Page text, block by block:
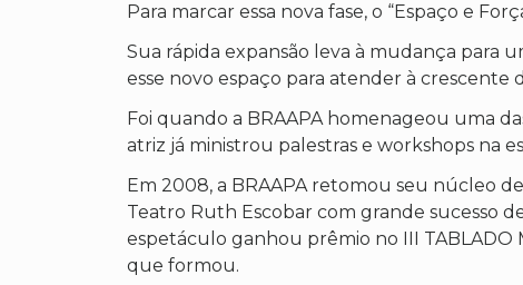
Para marcar essa nova fase, o “Espaço e
Sua rápida expansão leva à mudança para
esse novo espaço para atender à crescente
Foi quando a BRAAPA homenageou uma
atriz já ministrou palestras e workshops na
Em 2008, a BRAAPA retomou seu núcleo
Teatro Ruth Escobar com grande sucesso
espetáculo ganhou prêmio no III TABLADO
que formou.